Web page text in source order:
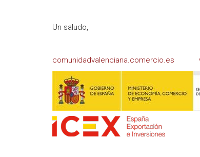
Un saludo,
comunidadvalenciana.comercio.es